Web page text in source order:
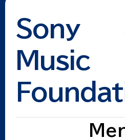
Sony
Music